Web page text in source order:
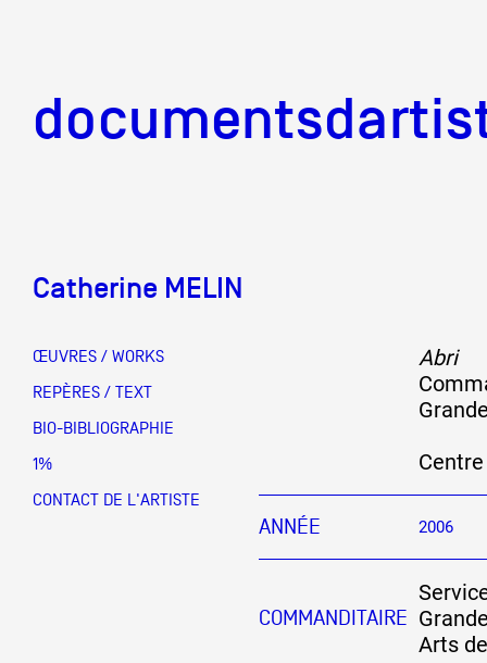
Partenaires
Crédits
Catherine MELIN
ŒUVRES / WORKS
REPÈRES / TEXT
BIO-BIBLIOGRAPHIE
1%
CONTACT DE L'ARTISTE
Abri
ANNÉE 2006
COMMANDITAIRE
Arts